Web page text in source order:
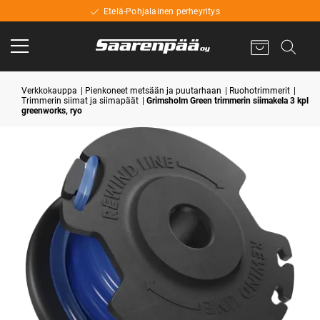
Etelä-Pohjalainen perheyritys
Verkkokauppa Pienkoneet metsään ja puutarhaan
Ruohotrimmerit
Trimmerin siimat ja siimapäät
Grimsholm Green trimmerin siimakela 3 kpl
greenworks, ryo